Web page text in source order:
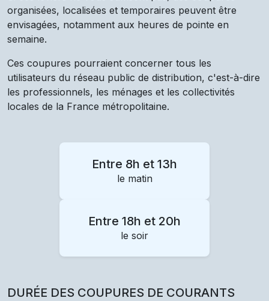
organisées, localisées et temporaires peuvent être
envisagées, notamment aux heures de pointe en
semaine.
Ces coupures pourraient concerner tous les
utilisateurs du réseau public de distribution, c'est-à-dire
les professionnels, les ménages et les collectivités
locales de la France métropolitaine.
Entre 8h et 13h
le matin
Entre 18h et 20h
le soir
DURÉE DES COUPURES DE COURANTS